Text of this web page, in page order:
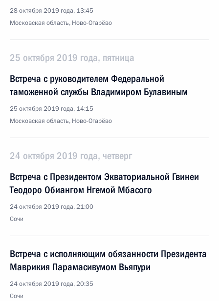
28 октября 2019 года, 13:45
Московская область, Ново-Огарёво
25 октября 2019 года, пятница
Встреча с руководителем Федеральной
таможенной службы Владимиром Булавиным
25 октября 2019 года, 14:15
Московская область, Ново-Огарёво
24 октября 2019 года, четверг
Встреча с Президентом Экваториальной Гвинеи
Теодоро Обиангом Нгемой Мбасого
24 октября 2019 года, 21:00
Сочи
Встреча с исполняющим обязанности Президента
Маврикия Парамасивумом Вьяпури
24 октября 2019 года, 20:35
Сочи